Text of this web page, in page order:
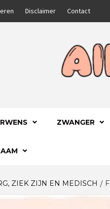
Disclaimer Contact
ZWANGER
ZIEK ZIJN EN MEDISCH